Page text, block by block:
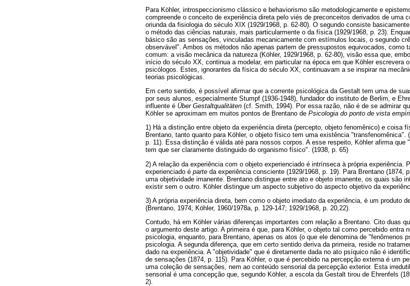
Para Köhler, introspeccionismo clássico e behaviorismo são metodologicamente e
compreende o conceito de experiência direta pelo viés de preconceitos derivados de uma
oriunda da fisiologia do século XIX (1929/1968, p. 62-80). O segundo consiste
o método das ciências naturais, mais particularmente o da física (1929/1968, p. 23).
básico são as sensações, vinculadas mecanicamente com estímulos locais, o segundo
observável". Ambos os métodos não apenas partem de pressupostos equivocados, como
comum: a visão mecânica da natureza (Köhler, 1929/1968, p. 62-80), visão essa que,
início do século XX, continua a modelar, em particular na época em que Köhler escrevera
psicólogos. Estes, ignorantes da física do século XX, continuavam a se inspirar na
teorias psicológicas.
Em certo sentido, é possível afirmar que a corrente psicológica da Gestalt tem uma de
por seus alunos, especialmente Stumpf (1936-1948), fundador do instituto de Berlim, e
influente é Über Gestaltqualitäten (cf. Smith, 1994). Por essa razão, não é de se admirar
Köhler se aproximam em muitos pontos de Brentano de Psicologia do ponto de vista
1) Há a distinção entre objeto da experiência direta (percepto, objeto fenomênico) e coisa
Brentano, tanto quanto para Köhler, o objeto físico tem uma existência "transfenomênica".
p. 11). Essa distinção é válida até para nossos corpos. A esse respeito, Köhler afirma que
tem que ser claramente distinguido do organismo físico". (1938, p. 65)
2) A relação da experiência com o objeto experienciado é intrínseca à própria experiência.
experienciado é parte da experiência consciente (1929/1968, p. 19). Para Brentano (1874,
uma objetividade imanente. Brentano distingue entre ato e objeto imanente, os quais são
existir sem o outro. Köhler distingue um aspecto subjetivo do aspecto objetivo da
3) A própria experiência direta, bem como o objeto imediato da experiência, é um produto
(Brentano, 1974; Köhler, 1960/1978a, p. 129-147; 1929/1968, p. 20,22).
Contudo, há em Köhler várias diferenças importantes com relação a Brentano. Cito duas
o argumento deste artigo. A primeira é que, para Köhler, o objeto tal como percebido entra
psicologia, enquanto, para Brentano, apenas os atos (o que ele denomina de "fenômenos
psicologia. A segunda diferença, que em certo sentido deriva da primeira, reside no
dado na experiência. A "objetividade" que é diretamente dada no ato psíquico não é
de sensações (1874, p. 115). Para Köhler, o que é percebido na percepção externa é um
uma coleção de sensações, nem ao conteúdo sensorial da percepção exterior. Esta
sensorial é uma concepção que, segundo Köhler, a escola da Gestalt tirou de Ehrenfels
2).